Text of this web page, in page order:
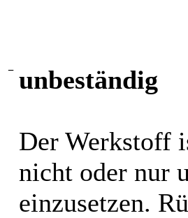
− unbeständig
Der Werkstoff
nicht oder nur
einzusetzen.